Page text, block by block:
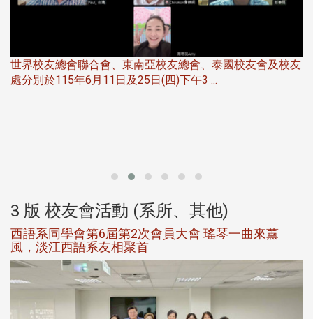
3 版 校友會活動 (系所、其他)
第一屆淡韻盃歌唱大賽完成初賽公開抽籤 落實公
平、公正、公開競賽精神